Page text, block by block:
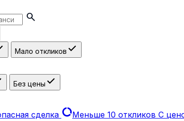
search
Мало откликов check
Без цены check
сделка data_usageМеньше 10 откликов С